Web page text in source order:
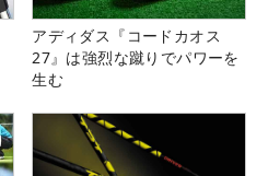
アディダス『コードカオス
27』は強烈な蹴りでパワーを
生む